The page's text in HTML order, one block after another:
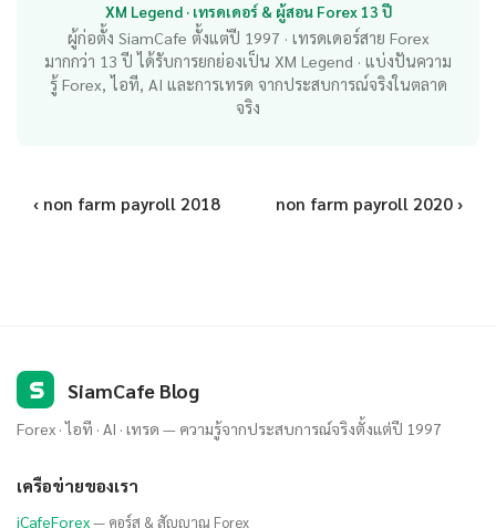
XM Legend · เทรดเดอร์ & ผู้สอน Forex 13 ปี
ผู้ก่อตั้ง SiamCafe ตั้งแต่ปี 1997 · เทรดเดอร์สาย Forex
มากกว่า 13 ปี ได้รับการยกย่องเป็น XM Legend · แบ่งปันความ
รู้ Forex, ไอที, AI และการเทรด จากประสบการณ์จริงในตลาด
จริง
‹ non farm payroll 2018 non farm payroll 2020 ›
S SiamCafe Blog
Forex · ไอที · AI · เทรด — ความรู้จากประสบการณ์จริงตั้งแต่ปี 1997
เครือข่ายของเรา
iCafeForex— คอร์ส & สัญญาณ Forex